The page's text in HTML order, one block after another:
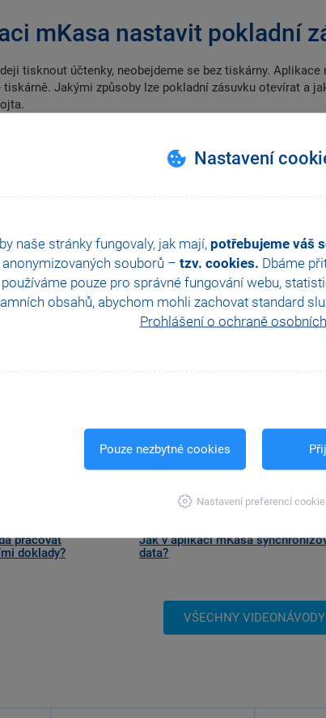
Nastavení
naše stránky fungovaly, jak mají, potřebujeme váš
anonymizovaných souborů – tzv. cookies. Dbáme
používáme pouze pro správné fungování webu,
obsahů, abychom mohli zachovat standard
Prohlášení o ochraně
Pouze nezbytné cookies
Nastavení preferencí
mKasa nastavit pokladní
tisknout účtenky, neobejdeme se bez tiskárny.
tiskárně. Jakými způsoby lze pokladní zásuvku otevírat a
Hardware
zásuvky
ZPĚT NA VŠECHNY
Další návody z této
pracovat
doklady?
Jak v aplikaci mKasa
data?
VŠECHNY VIDEONÁVODY